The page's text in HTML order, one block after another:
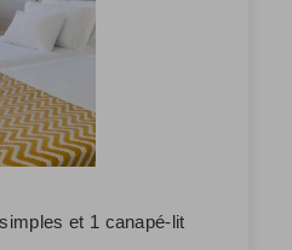
et 1 canapé-lit